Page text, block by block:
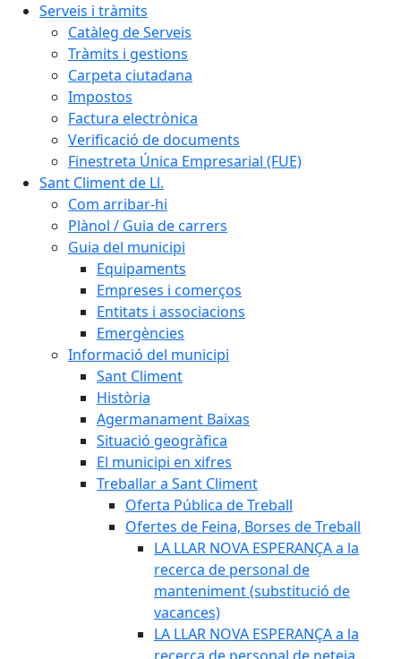
Serveis i tràmits
Catàleg de Serveis
Tràmits i gestions
Carpeta ciutadana
Impostos
Factura electrònica
Verificació de documents
Finestreta Única Empresarial (FUE)
Sant Climent de Ll.
Com arribar-hi
Plànol / Guia de carrers
Guia del municipi
Equipaments
Empreses i comerços
Entitats i associacions
Emergències
Informació del municipi
Sant Climent
Història
Agermanament Baixas
Situació geogràfica
El municipi en xifres
Treballar a Sant Climent
Oferta Pública de Treball
Ofertes de Feina, Borses de Treball
LA LLAR NOVA ESPERANÇA a la
recerca de personal de
manteniment (substitució de
vacances)
LA LLAR NOVA ESPERANÇA a la